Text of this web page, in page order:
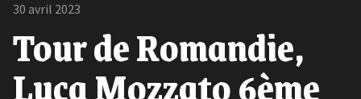
30 avril 2023
Tour de Romandie,
Luca Mozzato 6ème